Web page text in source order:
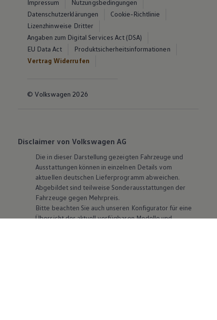
Impressum
Nutzungsbedingungen
Datenschutzerklärungen
Cookie-Richtlinie
Lizenzhinweise Dritter
Angaben zum Digital Services Act (DSA)
EU Data Act
Produktsicherheitsinformationen
Vertrag Widerrufen
© Volkswagen 2026
Disclaimer von Volkswagen AG
Die in dieser Darstellung gezeigten Fahrzeuge und
Ausstattungen können in einzelnen Details vom
aktuellen deutschen Lieferprogramm abweichen.
Abgebildet sind teilweise Sonderausstattungen der
Fahrzeuge gegen Mehrpreis.
Bitte beachten Sie auch unseren Konfigurator für eine
Übersicht der aktuell verfügbaren Modelle und